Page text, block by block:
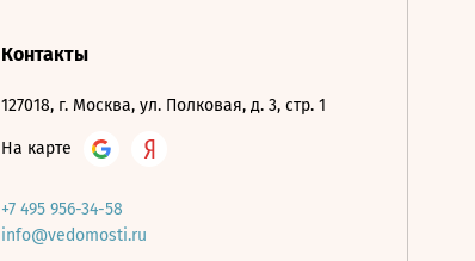
Контакты
127018, г. Москва, ул. Полковая, д. 3, стр. 1
На карте
+7 495 956-34-58
info@vedomosti.ru